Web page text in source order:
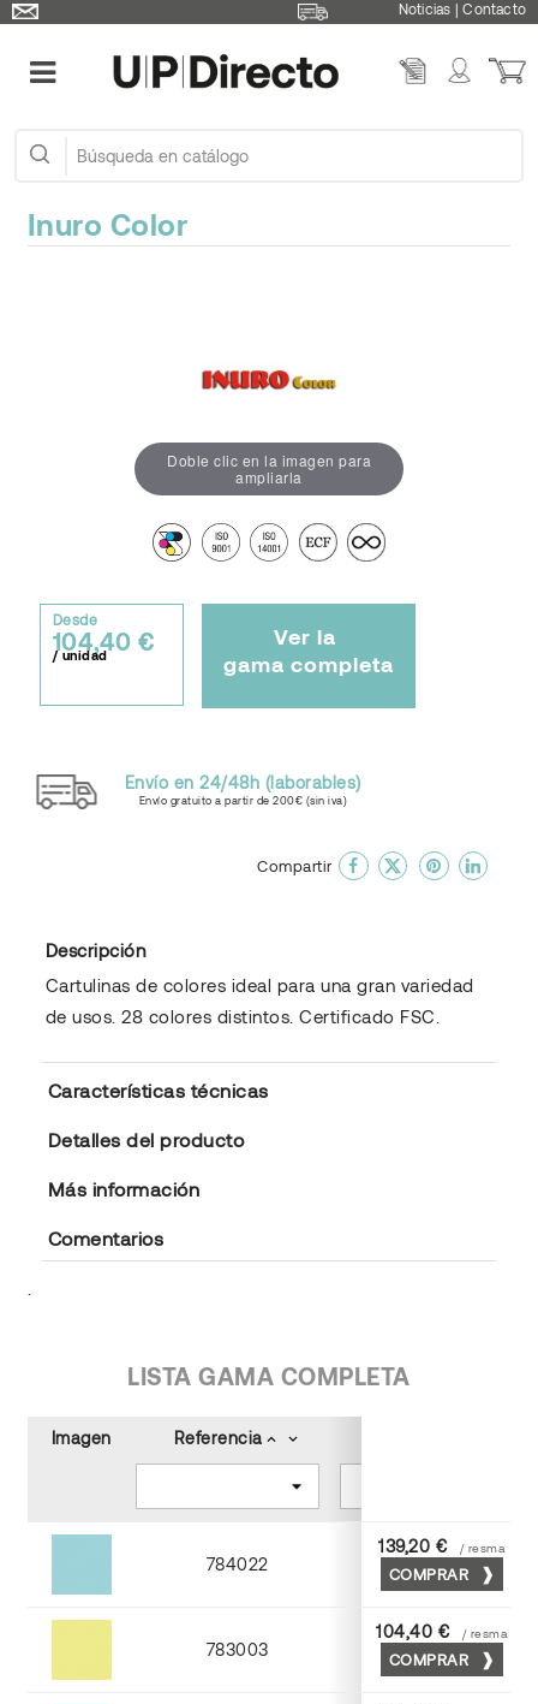
Noticias |Contacto
Inuro Color
Doble clic en la imagen para
ampliarla
Desde
104,40 €
/ unidad
Ver la
gama completa
Envío en 24/48h (laborables)
Envío gratuito a partir de 200€ (sin iva)
Compartir
Descripción
Cartulinas de colores ideal para una gran variedad
de usos. 28 colores distintos. Certificado FSC.
Características técnicas
Detalles del producto
Más información
Comentarios
LISTA GAMA COMPLETA
Imagen Referencia keyboard_arrow_up keyboard_arrow_down
784022
Turquesa
139,20 € / resma
COMPRAR
783003
Amarillo
104,40 € / resma
COMPRAR